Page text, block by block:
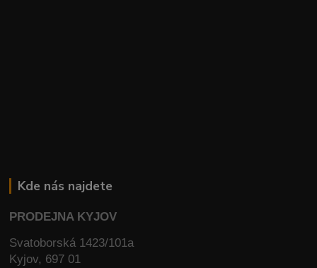
Kde nás najdete
PRODEJNA KYJOV
Svatoborská 1423/101a
Kyjov, 697 01